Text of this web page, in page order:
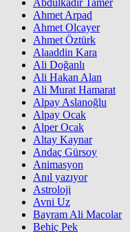
Abdülkadir Tamer
Ahmet Arpad
Ahmet Olcayer
Ahmet Öztürk
Alaaddin Kara
Ali Doğanlı
Ali Hakan Alan
Ali Murat Hamarat
Alpay Aslanoğlu
Alpay Ocak
Alper Ocak
Altay Kaynar
Andaç Gürsoy
Animasyon
Anıl yazıyor
Astroloji
Avni Uz
Bayram Ali Macolar
Behiç Pek